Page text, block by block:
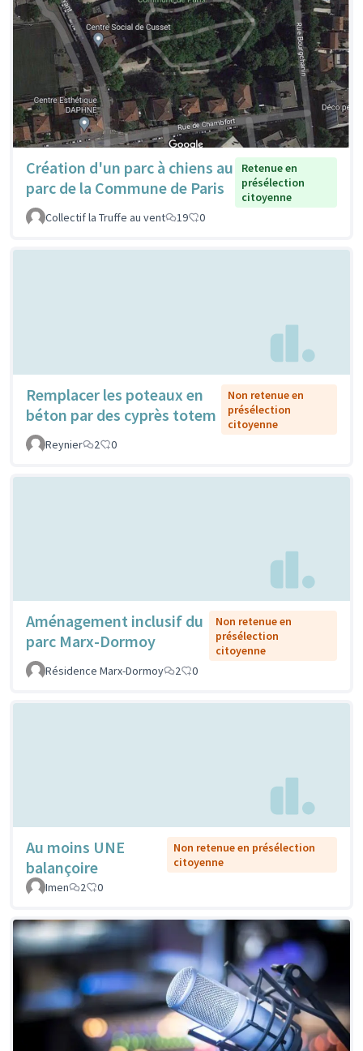
Création d'un parc à chiens au
parc de la Commune de Paris
Retenue en
présélection
citoyenne
Collectif la Truffe au vent
19 0
Remplacer les poteaux en
béton par des cyprès totem
Non retenue en
présélection
citoyenne
Reynier
2 0
Aménagement inclusif du
parc Marx-Dormoy
Non retenue en
présélection
citoyenne
Résidence Marx-Dormoy
2 0
Au moins UNE
balançoire
Non retenue en présélection
citoyenne
Imen
2 0